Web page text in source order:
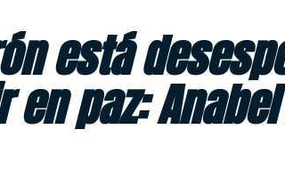
está
paz: